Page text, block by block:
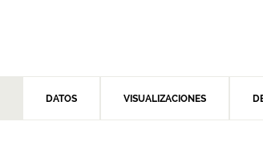
DATOS VISUALIZACIONES